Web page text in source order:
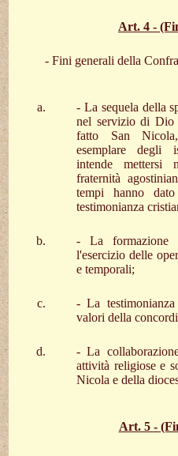
Art. 4 -
- Fini generali della
- La sequela della
nel servizio di Dio
fatto San
esemplare degli
intende mettersi
fraternità
tempi hanno
testimonianza
- La formazione
l'esercizio delle
e temporali;
- La
valori della
- La
attività religiose e
Nicola e della
Art. 5 -